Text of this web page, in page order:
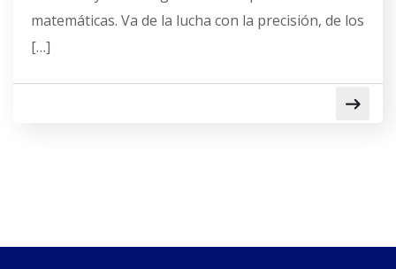
matemáticas. Va de la lucha con la precisión, de los
[…]